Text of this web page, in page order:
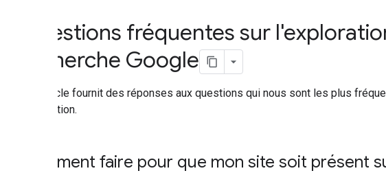
Questions fréquentes sur
recherche Google
Cet article fournit des réponses aux questions qui nous sont les plus
l'indexation.
Comment faire pour que mon site soit présent